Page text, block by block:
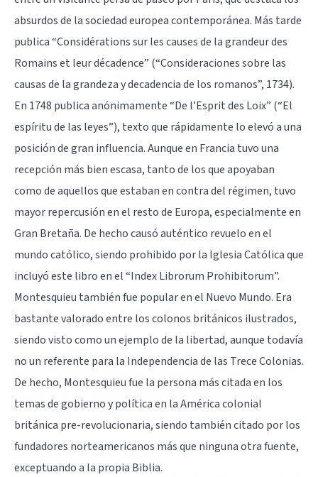
absurdos de la sociedad europea contemporánea. Más tarde
publica “Considérations sur les causes de la grandeur des
Romains et leur décadence” (“Consideraciones sobre las
causas de la grandeza y decadencia de los romanos”, 1734).
En 1748 publica anónimamente “De l’Esprit des Loix” (“El
espíritu de las leyes”), texto que rápidamente lo elevó a una
posición de gran influencia. Aunque en Francia tuvo una
recepción más bien escasa, tanto de los que apoyaban
como de aquellos que estaban en contra del régimen, tuvo
mayor repercusión en el resto de Europa, especialmente en
Gran Bretaña. De hecho causó auténtico revuelo en el
mundo católico, siendo prohibido por la Iglesia Católica que
incluyó este libro en el “Index Librorum Prohibitorum”.
Montesquieu también fue popular en el Nuevo Mundo. Era
bastante valorado entre los colonos británicos ilustrados,
siendo visto como un ejemplo de la libertad, aunque todavía
no un referente para la Independencia de las Trece Colonias.
De hecho, Montesquieu fue la persona más citada en los
temas de gobierno y política en la América colonial
británica pre-revolucionaria, siendo también citado por los
fundadores norteamericanos más que ninguna otra fuente,
exceptuando a la propia Biblia.